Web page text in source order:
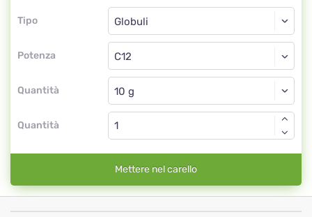
Tipo
Tipo
Potenza
Globuli
C12
Quantità
Globuli
Quantità
Mettere nel carello